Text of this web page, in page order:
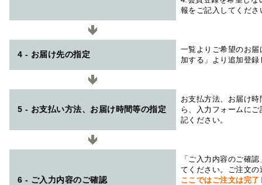
報をご記入してくださ
4 - お届け先の指定
一覧よりご希望のお
加する」より追加登
5 - お支払い方法、お届け時間等の指定
お支払方法、お届け
ら、入力フォームに
記ください。
6 - ご入力内容のご確認
「ご入力内容のご確
てください。ご注文
ここではご注文は完